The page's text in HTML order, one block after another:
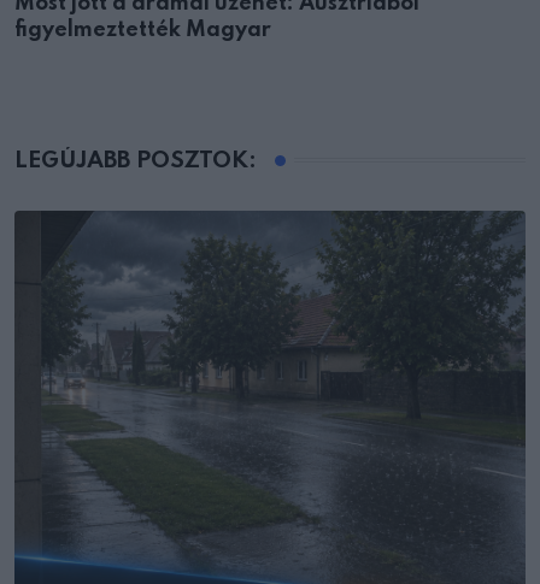
figyelmeztették Magyar
LEGÚJABB POSZTOK: